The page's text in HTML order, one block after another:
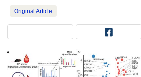
Original Article